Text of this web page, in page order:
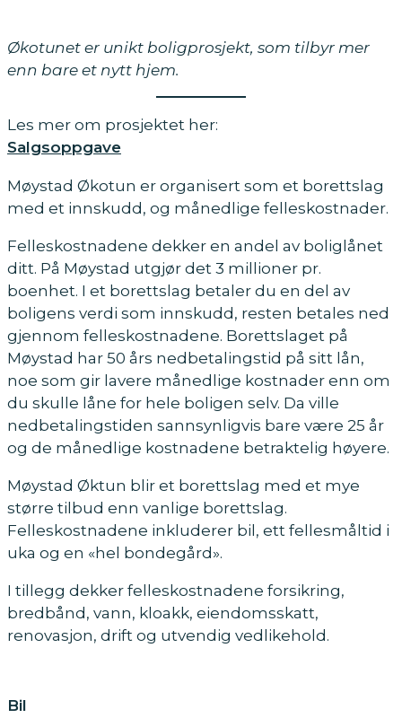
Økotunet er unikt boligprosjekt, som tilbyr mer
enn bare et nytt hjem.
Les mer om prosjektet her:
Salgsoppgave
Møystad Økotun er organisert som et borettslag
med et innskudd, og månedlige felleskostnader.
Felleskostnadene dekker en andel av boliglånet
ditt. På Møystad utgjør det 3 millioner pr.
boenhet. I et borettslag betaler du en del av
boligens verdi som innskudd, resten betales ned
gjennom felleskostnadene. Borettslaget på
Møystad har 50 års nedbetalingstid på sitt lån,
noe som gir lavere månedlige kostnader enn om
du skulle låne for hele boligen selv. Da ville
nedbetalingstiden sannsynligvis bare være 25 år
og de månedlige kostnadene betraktelig høyere.
Møystad Øktun blir et borettslag med et mye
større tilbud enn vanlige borettslag.
Felleskostnadene inkluderer bil, ett fellesmåltid i
uka og en «hel bondegård».
I tillegg dekker felleskostnadene forsikring,
bredbånd, vann, kloakk, eiendomsskatt,
renovasjon, drift og utvendig vedlikehold.
Bil